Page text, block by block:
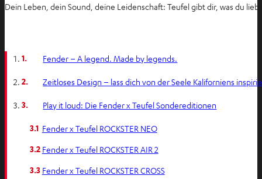
Dein Leben, dein Sound, deine Leidenschaft: Teufel gibt dir, was du
1. Fender – A legend. Made by legends.
2. Zeitloses Design – lass dich von der Seele Kaliforniens
3. Play it loud: Die Fender x Teufel Sondereditionen
3.1 Fender x Teufel ROCKSTER NEO
3.2 Fender x Teufel ROCKSTER AIR 2
3.3 Fender x Teufel ROCKSTER CROSS